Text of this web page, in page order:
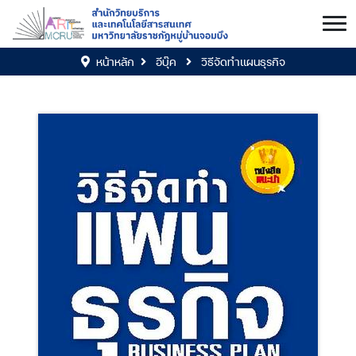
หน้าหลัก อีบุ๊ค วิธีจัดทำแผนธุรกิจ